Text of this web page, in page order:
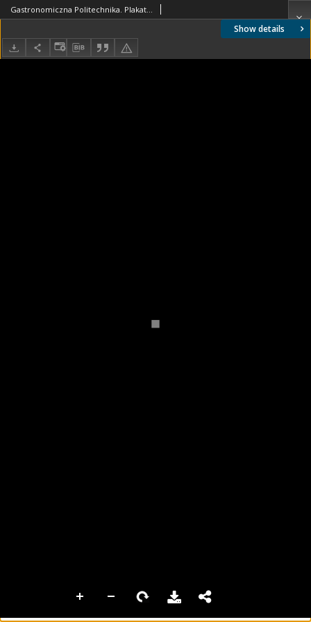
Show details
Gastronomiczna Politechnika. Plakat 1, Historia